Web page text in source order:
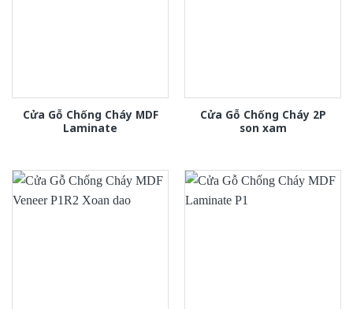
Cửa Gỗ Chống Cháy MDF
Laminate
Cửa Gỗ Chống Cháy 2P
son xam